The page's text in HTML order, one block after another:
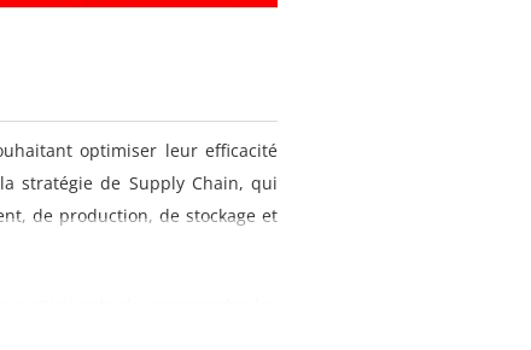
optimiser leur efficacité
stratégie de Supply Chain, qui
de production, de stockage et
compétences nécessaires pour